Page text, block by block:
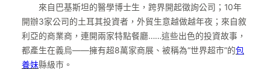
來自巴基斯坦的醫學博士生，跨界開起徵詢公司；10年
開辦3家公司的土耳其投資者，外貿生意越做越年夜；來自敘
利亞的商業商，連開兩家特點餐廳……這些出色的投資故事，
都產生在義烏——擁有超8萬家商展、被稱為“世界超市”的包
養妹縣級市。